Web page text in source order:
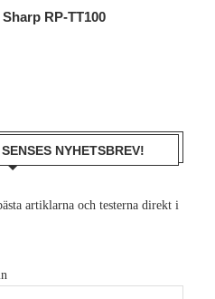
RP-TT100
NYHETSBREV!
artiklarna och testerna direkt i